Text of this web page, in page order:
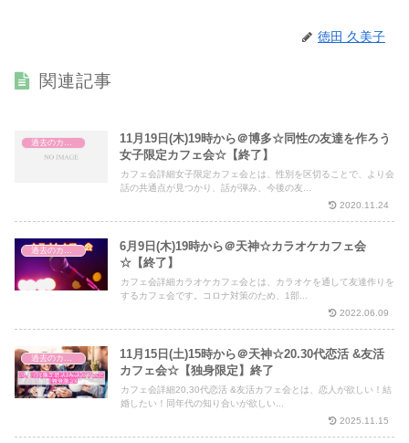
徳田 久美子
関連記事
11月19日(木)19時から＠博多☆同性の友達を作ろう
女子限定カフェ会☆【終了】
カフェ会詳細女子限定カフェ会とは、性別を区切ることで、より会
話の共通点が見つかり、話が弾み、今後の友...
2020.11.24
6月9日(木)19時から＠天神☆カラオケカフェ会
☆【終了】
カフェ会詳細カラオケカフェ会とは、カラオケを通して友達作りを
するカフェ会です。コロナ対策のため、1部...
2022.06.09
11月15日(土)15時から＠天神☆20.30代恋活 &友活
カフェ会☆【独身限定】終了
カフェ会詳細20,30代恋活 &友活カフェ会とは、恋人が欲しい！結
婚したい！同年代の知り合いが欲しい...
2025.11.15